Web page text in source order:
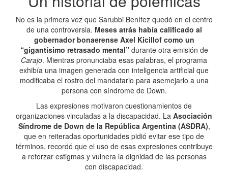
No es la primera vez que Sarubbi Benítez quedó en el centro
de una controversia. Meses atrás había calificado al
gobernador bonaerense Axel Kicillof como un
“gigantísimo retrasado mental” durante otra emisión de
Carajo. Mientras pronunciaba esas palabras, el programa
exhibía una imagen generada con inteligencia artificial que
modificaba el rostro del mandatario para asemejarlo a una
persona con síndrome de Down.
Las expresiones motivaron cuestionamientos de
organizaciones vinculadas a la discapacidad. La Asociación
Síndrome de Down de la República Argentina (ASDRA),
que en reiteradas oportunidades pidió evitar ese tipo de
términos, recordó que el uso de esas expresiones contribuye
a reforzar estigmas y vulnera la dignidad de las personas
con discapacidad.